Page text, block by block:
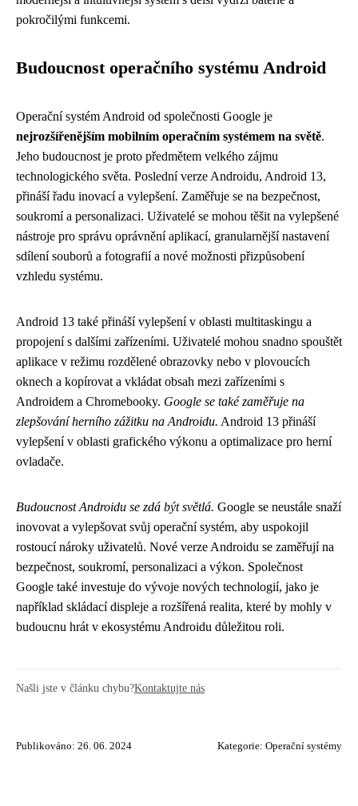
pokročilými funkcemi.
Budoucnost operačního systému Android
Operační systém Android od společnosti Google je
nejrozšířenějším mobilním operačním systémem na světě.
Jeho budoucnost je proto předmětem velkého zájmu
technologického světa. Poslední verze Androidu, Android 13,
přináší řadu inovací a vylepšení. Zaměřuje se na bezpečnost,
soukromí a personalizaci. Uživatelé se mohou těšit na vylepšené
nástroje pro správu oprávnění aplikací, granularnější nastavení
sdílení souborů a fotografií a nové možnosti přizpůsobení
vzhledu systému.
Android 13 také přináší vylepšení v oblasti multitaskingu a
propojení s dalšími zařízeními. Uživatelé mohou snadno spouštět
aplikace v režimu rozdělené obrazovky nebo v plovoucích
oknech a kopírovat a vkládat obsah mezi zařízeními s
Androidem a Chromebooky. Google se také zaměřuje na
zlepšování herního zážitku na Androidu. Android 13 přináší
vylepšení v oblasti grafického výkonu a optimalizace pro herní
ovladače.
Budoucnost Androidu se zdá být světlá. Google se neustále snaží
inovovat a vylepšovat svůj operační systém, aby uspokojil
rostoucí nároky uživatelů. Nové verze Androidu se zaměřují na
bezpečnost, soukromí, personalizaci a výkon. Společnost
Google také investuje do vývoje nových technologií, jako je
například skládací displeje a rozšířená realita, které by mohly v
budoucnu hrát v ekosystému Androidu důležitou roli.
Našli jste v článku chybu?Kontaktujte nás
Publikováno: 26. 06. 2024 Kategorie: Operační systémy